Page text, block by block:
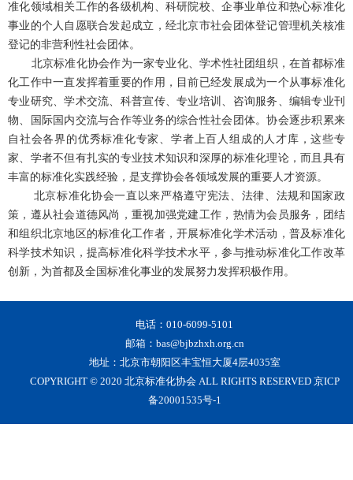
准化领域相关工作的各级机构、科研院校、企事业单位和热心标准化
事业的个人自愿联合发起成立，经北京市社会团体登记管理机关核准
登记的非营利性社会团体。
北京标准化协会作为一家专业化、学术性社团组织，在首都标准
化工作中一直发挥着重要的作用，目前已经发展成为一个从事标准化
专业研究、学术交流、科普宣传、专业培训、咨询服务、编辑专业刊
物、国际国内交流与合作等业务的综合性社会团体。协会逐步积累来
自社会各界的优秀标准化专家、学者上百人组成的人才库，这些专
家、学者不但有扎实的专业技术知识和深厚的标准化理论，而且具有
丰富的标准化实践经验，是支撑协会各领域发展的重要人才资源。
北京标准化协会一直以来严格遵守宪法、法律、法规和国家政
策，遵从社会道德风尚，重视加强党建工作，热情为会员服务，团结
和组织北京地区的标准化工作者，开展标准化学术活动，普及标准化
科学技术知识，提高标准化科学技术水平，参与推动标准化工作改革
创新，为首都及全国标准化事业的发展努力发挥积极作用。
电话：010-6099-5101
邮箱：bas@bjbzhxh.org.cn
地址：北京市朝阳区丰宝恒大厦4层4035室
COPYRIGHT © 2020 北京标准化协会 ALL RIGHTS RESERVED 京ICP
备20001535号-1